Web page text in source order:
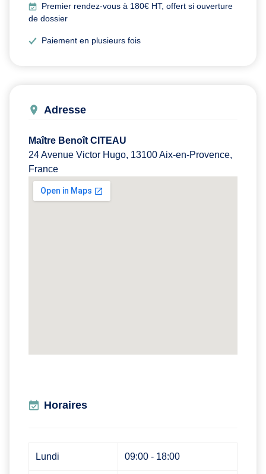
Premier rendez-vous à 180€ HT, offert si ouverture
de dossier
Paiement en plusieurs fois
Adresse
Maître Benoît CITEAU
24 Avenue Victor Hugo, 13100 Aix-en-Provence,
France
Horaires
Lundi 09:00 - 18:00